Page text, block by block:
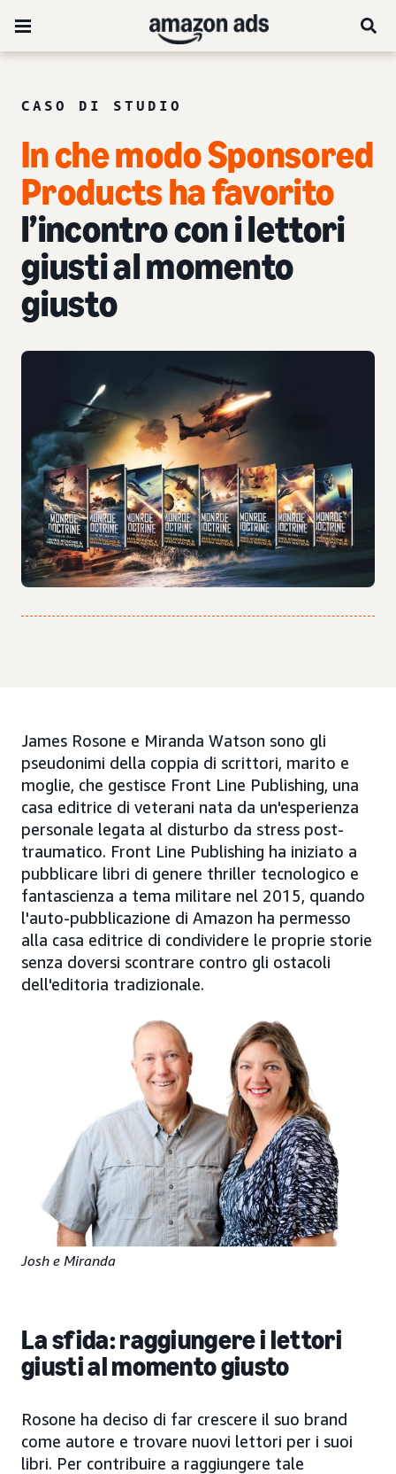
CASO DI STUDIO
In che modo Sponsored
Products ha favorito
l’incontro con i lettori
giusti al momento
giusto
James Rosone e Miranda Watson sono gli
pseudonimi della coppia di scrittori, marito e
moglie, che gestisce Front Line Publishing, una
casa editrice di veterani nata da un'esperienza
personale legata al disturbo da stress post-
traumatico. Front Line Publishing ha iniziato a
pubblicare libri di genere thriller tecnologico e
fantascienza a tema militare nel 2015, quando
l'auto-pubblicazione di Amazon ha permesso
alla casa editrice di condividere le proprie storie
senza doversi scontrare contro gli ostacoli
dell'editoria tradizionale.
Josh e Miranda
La sfida: raggiungere i lettori
giusti al momento giusto
Rosone ha deciso di far crescere il suo brand
come autore e trovare nuovi lettori per i suoi
libri. Per contribuire a raggiungere tale